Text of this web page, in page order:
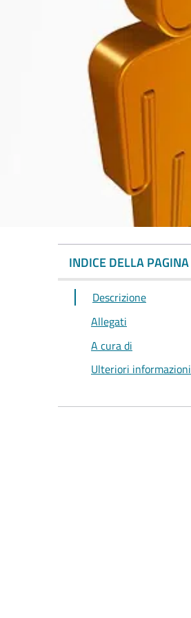
INDICE DELLA PAGINA
Descrizione
Allegati
A cura di
Ulteriori informazioni